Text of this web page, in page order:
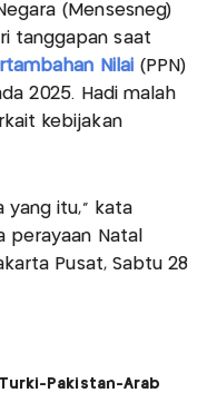
(Mensesneg)
tanggapan saat
Nilai(PPN)
2025. Hadi malah
kebijakan
yang itu," kata
perayaan Natal
Pusat, Sabtu 28
Pakistan-Arab